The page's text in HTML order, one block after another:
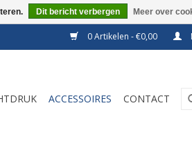
0 Artikelen - €0,00
ACCESSOIRES CONTACT
Dit bericht verbergen Meer over